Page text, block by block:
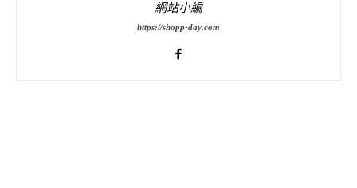
網站小編
https://shopp-day.com